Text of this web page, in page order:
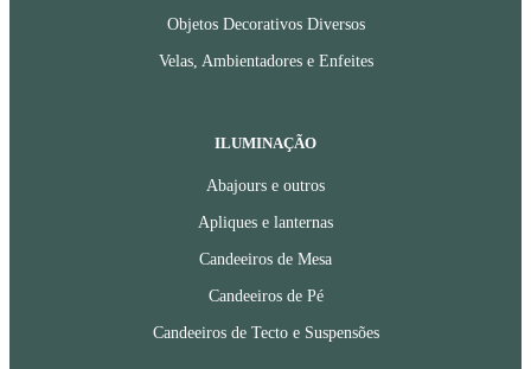
Objetos Decorativos Diversos
Velas, Ambientadores e Enfeites
ILUMINAÇÃO
Abajours e outros
Apliques e lanternas
Candeeiros de Mesa
Candeeiros de Pé
Candeeiros de Tecto e Suspensões